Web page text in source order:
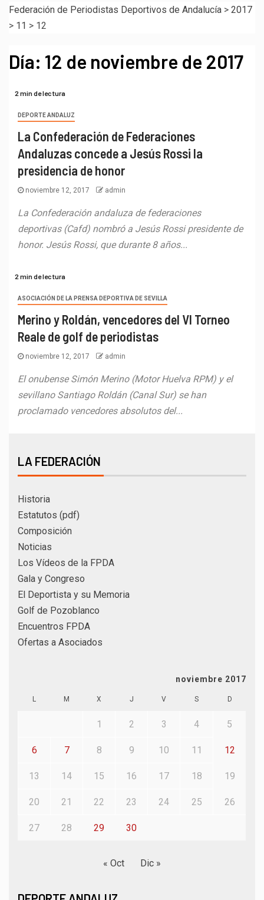
Federación de Periodistas Deportivos de Andalucía > 2017
> 11 > 12
Día: 12 de noviembre de 2017
2 min de lectura
DEPORTE ANDALUZ
La Confederación de Federaciones
Andaluzas concede a Jesús Rossi la
presidencia de honor
noviembre 12, 2017 admin
La Confederación andaluza de federaciones
deportivas (Cafd) nombró a Jesús Rossi presidente de
honor. Jesús Rossi, que durante 8 años...
2 min de lectura
ASOCIACIÓN DE LA PRENSA DEPORTIVA DE SEVILLA
Merino y Roldán, vencedores del VI Torneo
Reale de golf de periodistas
noviembre 12, 2017 admin
El onubense Simón Merino (Motor Huelva RPM) y el
sevillano Santiago Roldán (Canal Sur) se han
proclamado vencedores absolutos del...
LA FEDERACIÓN
Historia
Estatutos (pdf)
Composición
Noticias
Los Vídeos de la FPDA
Gala y Congreso
El Deportista y su Memoria
Golf de Pozoblanco
Encuentros FPDA
Ofertas a Asociados
noviembre 2017
L M X J V S D
1 2 3 4 5
6 7 8 9 10 11 12
13 14 15 16 17 18 19
20 21 22 23 24 25 26
27 28 29 30
« Oct Dic »